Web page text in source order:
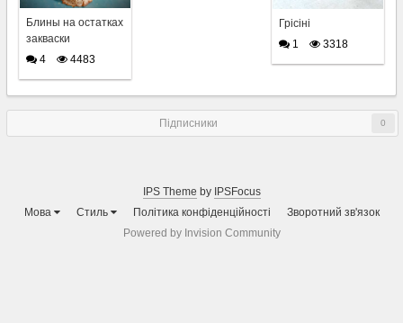
Грісіні
1
3318
Блины на остатках
закваски
4
4483
Підписники 0
IPS Theme by IPSFocus
Мова
Стиль Політика конфіденційності
Зворотний зв'язок
Powered by Invision Community